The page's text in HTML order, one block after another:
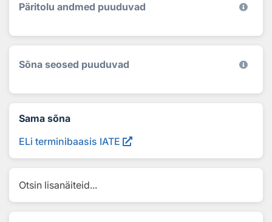
Päritolu andmed puuduvad
Sõna seosed puuduvad
Sama sõna
ELi terminibaasis IATE
Otsin lisanäiteid...